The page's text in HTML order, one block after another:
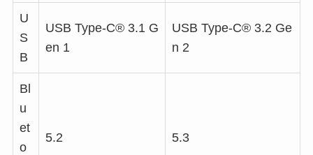
U
S
B
USB Type-C® 3.1 G
en 1
USB Type-C® 3.2 Ge
n 2
Bl
u
et
o
5.2 5.3